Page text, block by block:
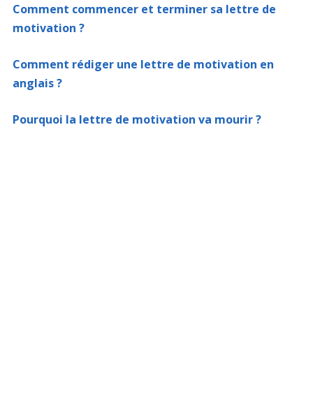
Comment commencer et terminer sa lettre de
motivation ?
Comment rédiger une lettre de motivation en
anglais ?
Pourquoi la lettre de motivation va mourir ?